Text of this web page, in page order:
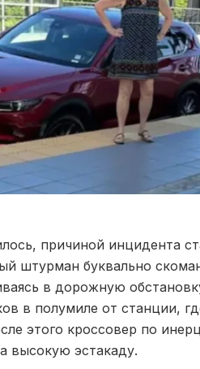
причиной инцидента
штурман буквально
в дорожную
в полумиле от станции,
этого кроссовер по
высокую эстакаду.